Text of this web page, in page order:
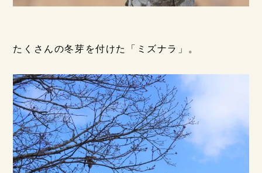
たくさんの冬芽を付けた「ミズナラ」。